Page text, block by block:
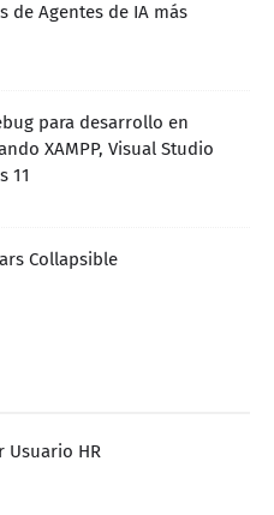
de Agentes de IA más
para desarrollo en
XAMPP, Visual Studio
11
Collapsible
Usuario HR